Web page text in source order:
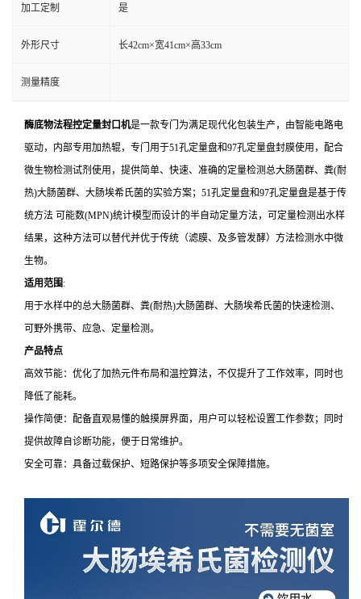
加工定制 是
外形尺寸 长42cm×宽41cm×高33cm
测量精度
酶底物法程控定量封口机是一款专门为满足现代化包装生产，由智能电路电
驱动，内部专用加热辊，专门用于51孔定量盘和97孔定量盘封膜使用，配合
微生物检测试剂使用，提供简单、快速、准确的定量检测总大肠菌群、粪(耐
热)大肠菌群、大肠埃希氏菌的实验方案；51孔定量盘和97孔定量盘是基于传
统方法 可能数(MPN)统计模型而设计的半自动定量方法，可定量检测出水样
结果，这种方法可以替代并优于传统（滤膜、及多管发酵）方法检测水中微
生物。
适用范围 :
用于水样中的总大肠菌群、粪(耐热)大肠菌群、大肠埃希氏菌的快速检测、
可野外携带、应急、定量检测。
产品特点
高效节能：优化了加热元件布局和温控算法，不仅提升了工作效率，同时也
降低了能耗。
操作简便：配备直观易懂的触摸屏界面，用户可以轻松设置工作参数；同时
提供故障自诊断功能，便于日常维护。
安全可靠：具备过载保护、短路保护等多项安全保障措施。